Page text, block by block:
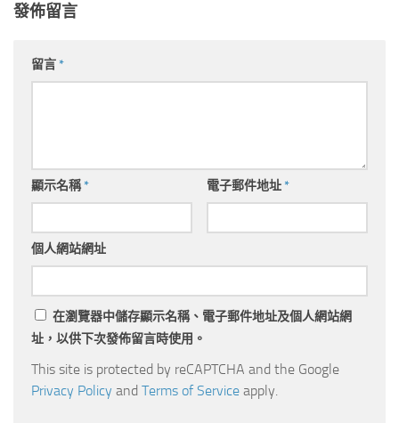
發佈留言
留言*
顯示名稱* 電子郵件地址*
個人網站網址
在瀏覽器中儲存顯示名稱、電子郵件地址及個人網站網
址，以供下次發佈留言時使用。
This site is protected by reCAPTCHA and the Google
Privacy Policy and Terms of Service apply.